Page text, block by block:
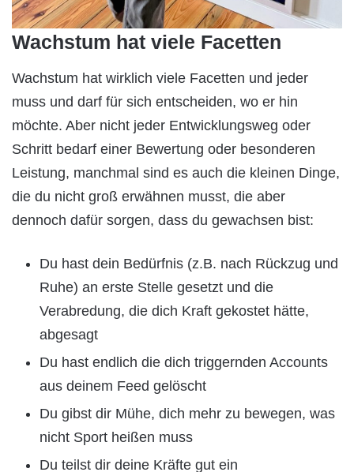
Wachstum hat viele Facetten
Wachstum hat wirklich viele Facetten und jeder
muss und darf für sich entscheiden, wo er hin
möchte. Aber nicht jeder Entwicklungsweg oder
Schritt bedarf einer Bewertung oder besonderen
Leistung, manchmal sind es auch die kleinen Dinge,
die du nicht groß erwähnen musst, die aber
dennoch dafür sorgen, dass du gewachsen bist:
Du hast dein Bedürfnis (z.B. nach Rückzug und
Ruhe) an erste Stelle gesetzt und die
Verabredung, die dich Kraft gekostet hätte,
abgesagt
Du hast endlich die dich triggernden Accounts
aus deinem Feed gelöscht
Du gibst dir Mühe, dich mehr zu bewegen, was
nicht Sport heißen muss
Du teilst dir deine Kräfte gut ein